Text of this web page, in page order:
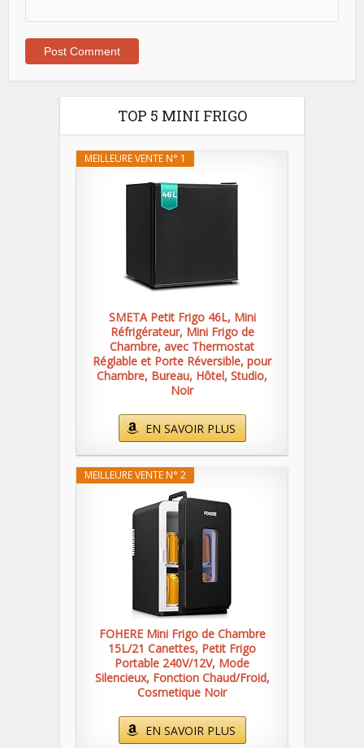
TOP 5 MINI FRIGO
MEILLEURE VENTE N° 1
SMETA Petit Frigo 46L, Mini
Réfrigérateur, Mini Frigo de
Chambre, avec Thermostat
Réglable et Porte Réversible, pour
Chambre, Bureau, Hôtel, Studio,
Noir
EN SAVOIR PLUS
MEILLEURE VENTE N° 2
FOHERE Mini Frigo de Chambre
15L/21 Canettes, Petit Frigo
Portable 240V/12V, Mode
Silencieux, Fonction Chaud/Froid,
Cosmetique Noir
EN SAVOIR PLUS